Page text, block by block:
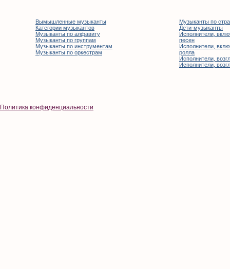
Вымышленные музыканты
Категории музыкантов
Музыканты по алфавиту
Музыканты по группам
Музыканты по инструментам
Музыканты по оркестрам
Музыканты по
Дети-музыканты
Исполнители,
песен
Исполнители,
ролла
Исполнители,
Исполнители,
Политика конфиденциальности